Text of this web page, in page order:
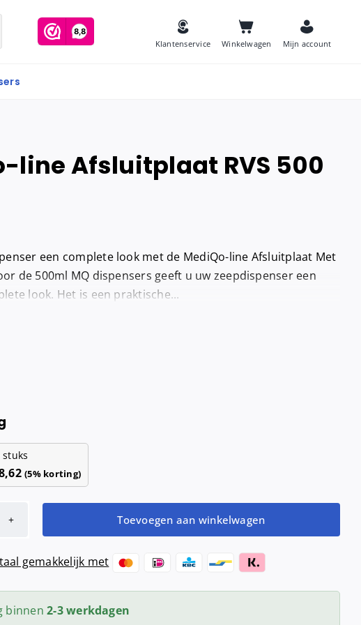
Klantenservice Winkelwagen Mijn account
navulling
houder
Toiletborstels
Babyverschoontafels
line Afsluitplaat RVS 500
een complete look met de MediQo-line Afsluitplaat Met
de 500ml MQ dispensers geeft u uw zeepdispenser een
look. Het is een praktische...
stuks
(5% korting)
Toevoegen aan winkelwagen
gemakkelijk met
binnen2-3 werkdagen